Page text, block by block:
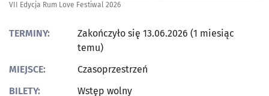
VII Edycja Rum Love Festiwal 2026
TERMINY:
Zakończyło się 13.06.2026 (1 miesiąc
temu)
MIEJSCE:
Czasoprzestrzeń
BILETY:
Wstęp wolny